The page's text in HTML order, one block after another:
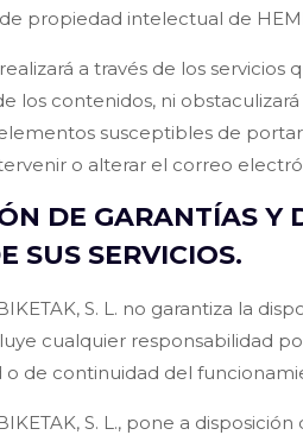
propiedad intelectual de
a través de los servicios
los contenidos, ni
susceptibles de
o alterar el correo
DE GARANTÍAS
SUS SERVICIOS.
S. L. no garantiza la
cualquier responsabilidad
o de continuidad del
S. L., pone a